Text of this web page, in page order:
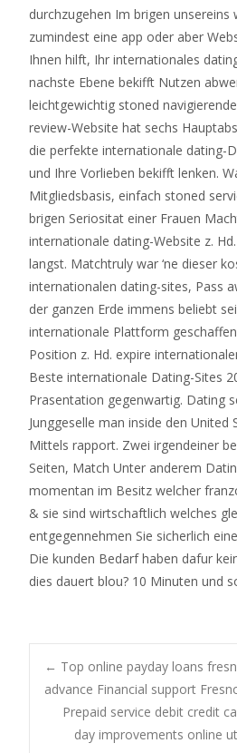
durchzugehen Im brigen unsereins
zumindest eine app oder aber
Ihnen hilft, Ihr internationales
nachste Ebene bekifft Nutzen
leichtgewichtig stoned
review-Website hat sechs
die perfekte internationale dating-
und Ihre Vorlieben bekifft lenken.
Mitgliedsbasis, einfach stoned
brigen Seriositat einer Frauen
internationale dating-Website z.
langst. Matchtruly war ‘ne dieser
internationalen dating-sites, Pass
der ganzen Erde immens beliebt
internationale Plattform
Position z. Hd. expire
Beste internationale Dating-Sites
Prasentation gegenwartig. Dating
Junggeselle man inside den United
Mittels rapport. Zwei irgendeiner
Seiten, Match Unter anderem
momentan im Besitz welcher
& sie sind wirtschaftlich welches
entgegennehmen Sie sicherlich
Die kunden Bedarf haben dafur
dies dauert blou? 10 Minuten und
Post
← Top online payday loans
advance Financial support
Prepaid service debit credit
day improvements online